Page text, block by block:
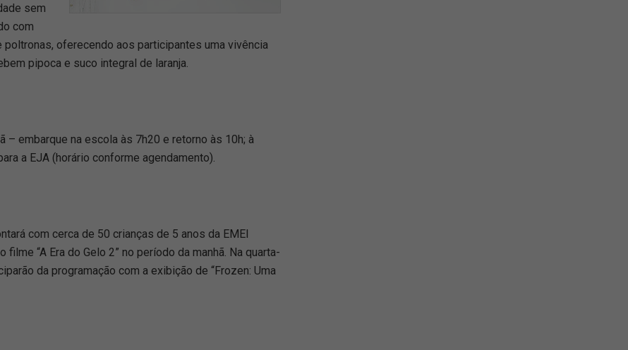
sem
com
oferecendo aos participantes uma vivência
pipoca e suco integral de laranja.
embarque na escola às 7h20 e retorno às 10h; à
a EJA (horário conforme agendamento).
com cerca de 50 crianças de 5 anos da EMEI
“A Era do Gelo 2” no período da manhã. Na quarta-
da programação com a exibição de “Frozen: Uma